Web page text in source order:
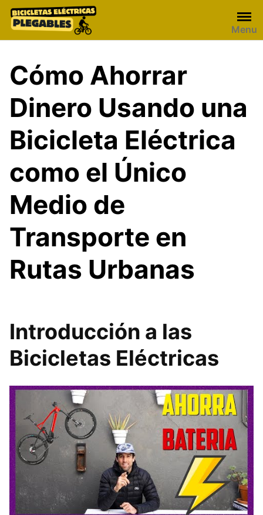
Skip
Menu
Cómo Ahorrar
Dinero Usando una
Bicicleta Eléctrica
como el Único
Medio de
Transporte en
Rutas Urbanas
Introducción a las
Bicicletas Eléctricas